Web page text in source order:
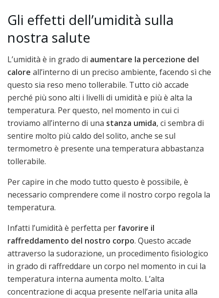
Gli effetti dell’umidità sulla
nostra salute
L’umidità è in grado di aumentare la percezione del
calore all’interno di un preciso ambiente, facendo sì che
questo sia reso meno tollerabile. Tutto ciò accade
perché più sono alti i livelli di umidità e più è alta la
temperatura. Per questo, nel momento in cui ci
troviamo all’interno di una stanza umida, ci sembra di
sentire molto più caldo del solito, anche se sul
termometro è presente una temperatura abbastanza
tollerabile.
Per capire in che modo tutto questo è possibile, è
necessario comprendere come il nostro corpo regola la
temperatura.
Infatti l’umidità è perfetta per favorire il
raffreddamento del nostro corpo. Questo accade
attraverso la sudorazione, un procedimento fisiologico
in grado di raffreddare un corpo nel momento in cui la
temperatura interna aumenta molto. L’alta
concentrazione di acqua presente nell’aria unita alla